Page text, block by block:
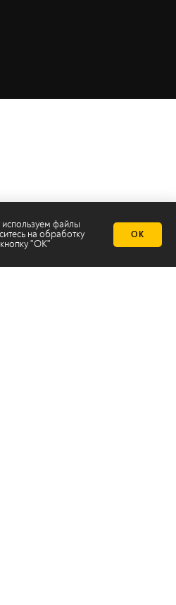
файлы
на обработку
"ОК"
ОК